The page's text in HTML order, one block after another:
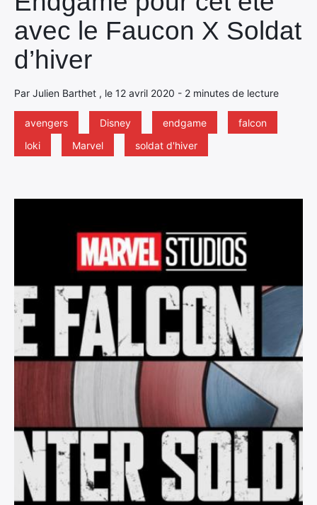
avec le Faucon X Soldat
d’hiver
Par Julien Barthet , le 12 avril 2020 - 2 minutes de lecture
avengers Disney endgame
falcon
loki
Marvel soldat d'hiver